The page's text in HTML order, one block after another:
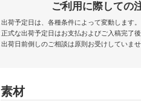
ご利用に際しての
出荷予定日は、各種条件によって変動します。
正式な出荷予定日はお支払およびご入稿完了後
出荷日前倒しのご相談は原則お受けしていませ
素材